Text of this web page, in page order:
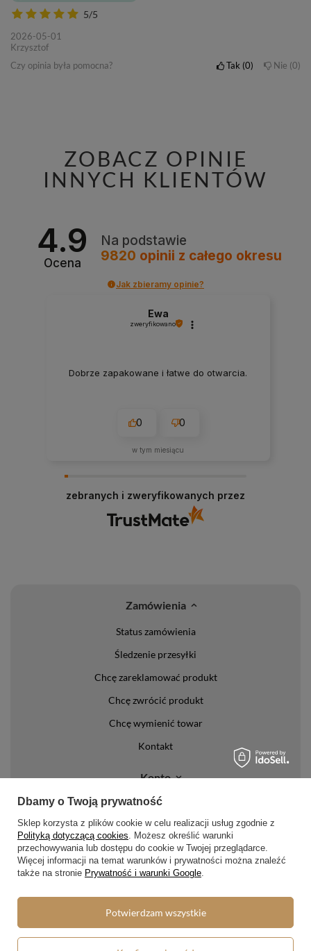
5/5
2026-05-01
Krzysztof
Czy opinia była pomocna?
Tak 0 Nie 0
ZOBACZ OPINIE
INNYCH KLIENTÓW
4.9
Ocena
Na podstawie
9820 opinii z całego okresu
Jak zbieramy opinie?
Ewa
zweryfikowano
Dobrze zapakowane i łatwe do otwarcia.
0 0
w tym miesiącu
zebranych i zweryfikowanych przez
Zamówienia
Status zamówienia
Śledzenie przesyłki
Chcę zareklamować produkt
Chcę zwrócić produkt
Chcę wymienić towar
Kontakt
Konto
Regulaminy
Regulamin
Polityka prywatności i cookies
Lista form płatności
Formy dostawy
Dbamy o Twoją prywatność
Sklep korzysta z plików cookie w celu realizacji usług zgodnie z
Polityką dotyczącą cookies. Możesz określić warunki
przechowywania lub dostępu do cookie w Twojej przeglądarce.
Więcej informacji na temat warunków i prywatności można znaleźć
także na stronie Prywatność i warunki Google.
Potwierdzam wszystkie